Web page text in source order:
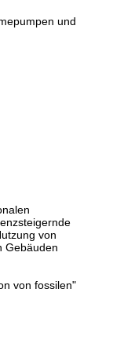
und
von
Gebäuden
von fossilen"